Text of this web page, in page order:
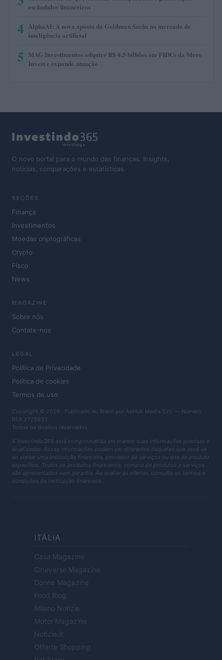
escândalos financeiros
4 AlphaAI: A nova aposta da Goldman Sachs no mercado de
inteligência artificial
5 MAG Investimentos adquire R$ 4,5 bilhões em FIDCs da More
Invest e expande atuação
O novo portal para o mundo das finanças. Insights,
notícias, comparações e estatísticas.
SEÇÕES
Finança
Investimentos
Moedas criptográficas
Crypto
Fisco
News
MAGAZINE
Sobre nós
Contate-nos
LEGAL
Política de Privacidade
Política de cookies
Termos de uso
Copyright © 2026 · Publicado no Brasil por AdHub Media S.r.l. — Número
REA 2729933
Todos os direitos reservados
A Investindo365 está comprometida em manter suas informações precisas e
atualizadas. Essas informações podem ser diferentes daquelas que você vê
ao visitar uma instituição financeira, provedor de serviços ou site de produto
específico. Todos os produtos financeiros, compra de produtos e serviços
são apresentados sem garantia. Ao avaliar as ofertas, consulte os termos e
condições da instituição financeira.
ITÁLIA
Casa Magazine
Cineverse Magazine
Donne Magazine
Food Blog
Milano Notizie
Motor Magazine
Notizie.it
Offerte Shopping